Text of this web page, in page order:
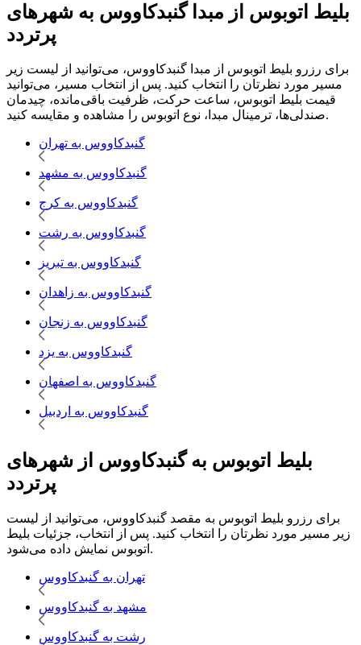
بلیط اتوبوس از مبدا گنبدکاووس به شهرهای
پرتردد
برای رزرو بلیط اتوبوس از مبدا گنبدکاووس، می‌توانید از لیست زیر
مسیر مورد نظرتان را انتخاب کنید. پس از انتخاب مسیر، می‌توانید
قیمت بلیط اتوبوس، ساعت حرکت، ظرفیت باقی‌مانده، چیدمان
صندلی‌ها، ترمینال مبدا، نوع اتوبوس را مشاهده و مقایسه کنید.
گنبدکاووس به تهران
گنبدکاووس به مشهد
گنبدکاووس به کرج
گنبدکاووس به رشت
گنبدکاووس به تبریز
گنبدکاووس به زاهدان
گنبدکاووس به زنجان
گنبدکاووس به یزد
گنبدکاووس به اصفهان
گنبدکاووس به اردبیل
بلیط اتوبوس به گنبدکاووس از شهرهای
پرتردد
برای رزرو بلیط اتوبوس به مقصد گنبدکاووس، می‌توانید از لیست
زیر مسیر مورد نظرتان را انتخاب کنید. پس از انتخاب، جزئیات بلیط
اتوبوس نمایش داده می‌شود.
تهران به گنبدکاووس
مشهد به گنبدکاووس
رشت به گنبدکاووس